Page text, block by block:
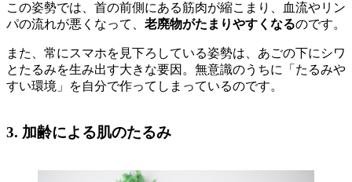
この姿勢では、首の前側にある筋肉が縮こまり、血流やリン
パの流れが悪くなって、 老廃物がたまりやすくなるのです。
また、常にスマホを見下ろしている姿勢は、あごの下にシワ
とたるみを生み出す大きな要因。無意識のうちに「たるみや
すい環境」を自分で作ってしまっているのです。
3. 加齢による肌のたるみ